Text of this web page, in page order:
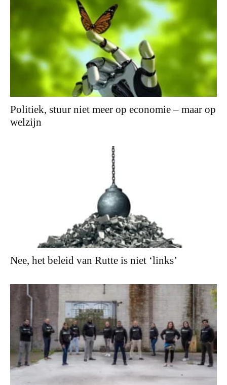
Politiek, stuur niet meer op economie – maar op
welzijn
Nee, het beleid van Rutte is niet ‘links’